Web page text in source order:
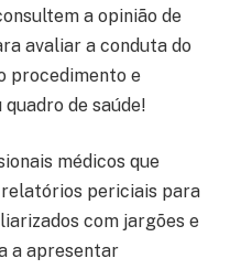
a opinião de
avaliar a conduta do
procedimento e
de saúde!
médicos que
periciais para
com jargões e
a apresentar